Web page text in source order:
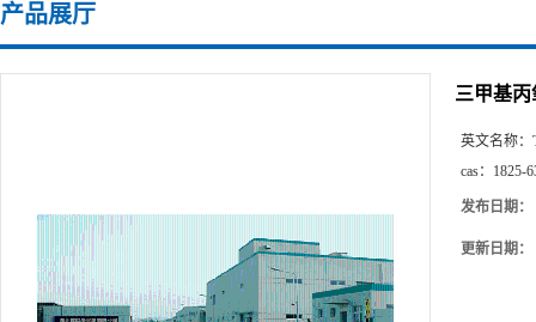
产品展厅
三甲基
英文名称：
cas： 1825-
发布日期：
更新日期：